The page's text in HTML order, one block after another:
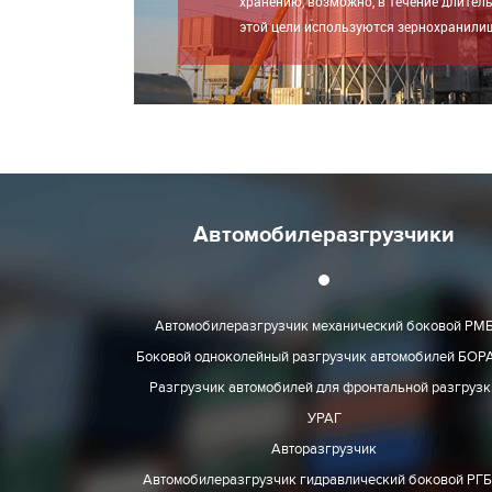
этой цели используются
Автомобилеразгрузчики
Автомобилеразгрузчик механический боковой
Боковой одноколейный разгрузчик автомобилей
Разгрузчик автомобилей для фронтальной
УРАГ
Авторазгрузчик
Автомобилеразгрузчик гидравлический боковой